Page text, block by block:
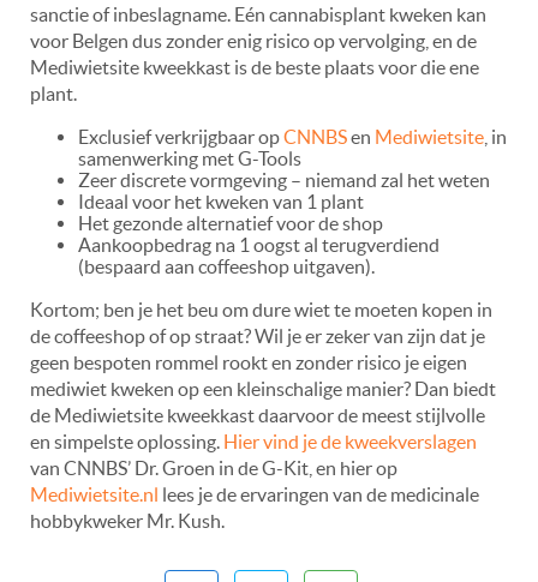
sanctie of inbeslagname. Eén cannabisplant kweken kan
voor Belgen dus zonder enig risico op vervolging, en de
Mediwietsite kweekkast is de beste plaats voor die ene
plant.
Exclusief verkrijgbaar opCNNBSen Mediwietsite , in
samenwerking met G-Tools
Zeer discrete vormgeving – niemand zal het weten
Ideaal voor het kweken van 1 plant
Het gezonde alternatief voor de shop
Aankoopbedrag na 1 oogst al terugverdiend
(bespaard aan coffeeshop uitgaven).
Kortom; ben je het beu om dure wiet te moeten kopen in
de coffeeshop of op straat? Wil je er zeker van zijn dat je
geen bespoten rommel rookt en zonder risico je eigen
mediwiet kweken op een kleinschalige manier? Dan biedt
de Mediwietsite kweekkast daarvoor de meest stijlvolle
en simpelste oplossing. Hier vind je de kweekverslagen
van CNNBS’ Dr. Groen in de G-Kit, en hier op
Mediwietsite.nl lees je de ervaringen van de medicinale
hobbykweker Mr. Kush.